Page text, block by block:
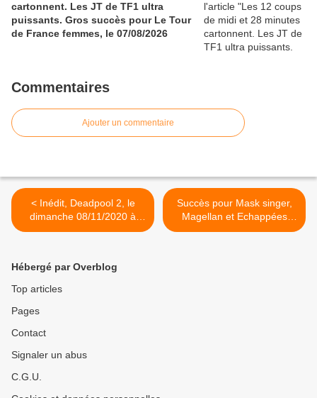
cartonnent. Les JT de TF1 ultra
puissants. Gros succès pour Le Tour
de France femmes, le 07/08/2026
Commentaires
Ajouter un commentaire
< Inédit, Deadpool 2, le
dimanche 08/11/2020 à
21h05 sur TF1
Succès pour Mask singer,
Magellan et Echappées
belles. Enorme flop pour
Hébergé par Overblog
Top articles
Pages
Contact
Signaler un abus
C.G.U.